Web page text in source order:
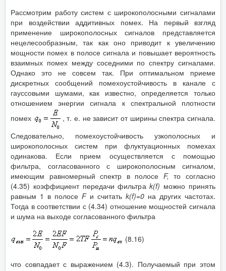
Рассмотрим работу систем с широкополосными сигналами
при воздействии аддитивных помех. На первый взгляд
применение широкополосных сигналов представляется
нецелесообразным, так как оно приводит к увеличению
мощности помех в полосе сигнала и повышает вероятность
взаимных помех между соседними по спектру сигналами.
Однако это не совсем так. При оптимальном приеме
дискретных сообщений помехоустойчивость в канале с
гауссовыми шумами, как известно, определяется только
отношением энергии сигнала к спектральной плотности
помех
, т. е. не зависит от ширины спектра сигнала.
Следовательно, помехоустойчивость узкополосных и
широкополосных систем при флуктуационных помехах
одинакова. Если прием осуществляется с помощью
фильтра, согласованного с широкополосным сигналом,
имеющим равномерный спектр в полосе F,то согласно
(4.35) коэффициент передачи фильтраk(f) можно принять
равным 1 в полосе Fи считать k(f)=0 на других частотах.
Тогда в соответствии с (4.34) отношение мощностей сигнала
и шума на выходе согласованного фильтра
(8.16)
что совпадает с выражением (4.3). Получаемый при этом